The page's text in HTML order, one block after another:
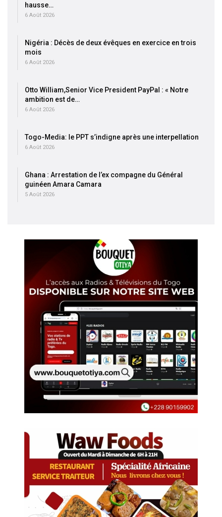
hausse…
6 Août 2026
Nigéria : Décès de deux évêques en exercice en trois
mois
6 Août 2026
Otto William,Senior Vice President PayPal : « Notre
ambition est de…
6 Août 2026
Togo-Media: le PPT s’indigne après une interpellation
6 Août 2026
Ghana : Arrestation de l’ex compagne du Général
guinéen Amara Camara
5 Août 2026